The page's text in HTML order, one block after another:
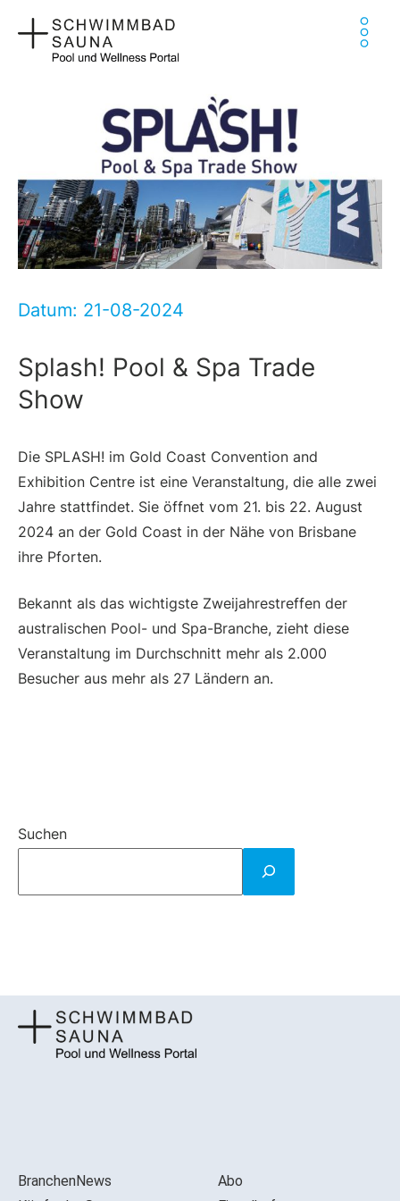
Inhalt
springen
Datum: 21-08-2024
Splash! Pool & Spa Trade
Show
Die SPLASH! im Gold Coast Convention and
Exhibition Centre ist eine Veranstaltung, die alle zwei
Jahre stattfindet. Sie öffnet vom 21. bis 22. August
2024 an der Gold Coast in der Nähe von Brisbane
ihre Pforten.
Bekannt als das wichtigste Zweijahrestreffen der
australischen Pool- und Spa-Branche, zieht diese
Veranstaltung im Durchschnitt mehr als 2.000
Besucher aus mehr als 27 Ländern an.
Suchen
BranchenNews
Abo